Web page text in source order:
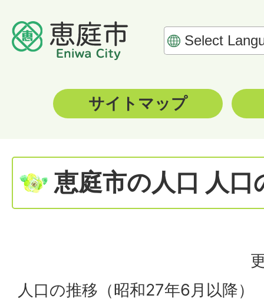
サイトマップ
恵庭市の人口 人口
人口の推移（昭和27年6月以降）